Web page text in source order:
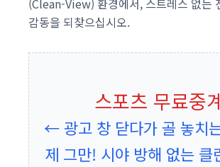
(Clean-View) 환경에서, 스트레스 없는
감동을 되찾으십시오.
스포츠 무료중
← 광고 창 닫다가 골 놓치
제 그만! 시야 방해 없는 클